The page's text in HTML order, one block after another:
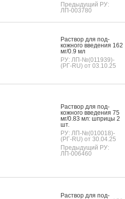
Предыдущий РУ:
ЛП-003780
Рас­твор для под­
кожно­го вве­дения 162
мг/0.9 мл
РУ: ЛП-№(011939)-
(РГ-RU) от 03.10.25
Рас­твор для под­
кожно­го вве­дения 75
мг/0.83 мл: шпри­цы 2
шт.
РУ: ЛП-№(010018)-
(РГ-RU) от 30.04.25
Предыдущий РУ:
ЛП-006460
Рас­твор для под­